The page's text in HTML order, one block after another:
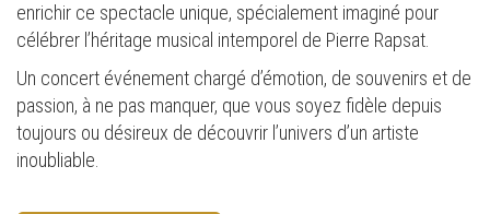
enrichir ce spectacle unique, spécialement imaginé pour
célébrer l’héritage musical intemporel de Pierre Rapsat.
Un concert événement chargé d’émotion, de souvenirs et de
passion, à ne pas manquer, que vous soyez fidèle depuis
toujours ou désireux de découvrir l’univers d’un artiste
inoubliable.